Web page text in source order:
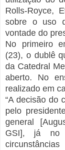
Rolls-Royce,
sobre o uso
vontade do
No primeiro
(23), o dublê
da Catedral
aberto. No
realizado em
“A decisão do
pelo
general
GSI], já no